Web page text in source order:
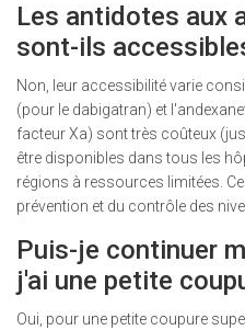
Les antidotes aux
sont-ils
Non, leur accessibilité varie
(pour le dabigatran) et
facteur Xa) sont très coûteux
être disponibles dans tous les
régions à ressources limitées.
prévention et du contrôle des
Puis-je continuer
j'ai une petite
Oui, pour une petite coupure